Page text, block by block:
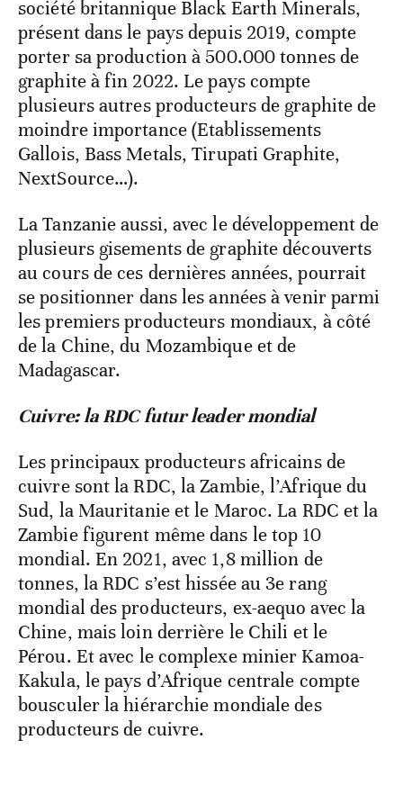
société britannique Black Earth Minerals,
présent dans le pays depuis 2019, compte
porter sa production à 500.000 tonnes de
graphite à fin 2022. Le pays compte
plusieurs autres producteurs de graphite de
moindre importance (Etablissements
Gallois, Bass Metals, Tirupati Graphite,
NextSource…).
La Tanzanie aussi, avec le développement de
plusieurs gisements de graphite découverts
au cours de ces dernières années, pourrait
se positionner dans les années à venir parmi
les premiers producteurs mondiaux, à côté
de la Chine, du Mozambique et de
Madagascar.
Cuivre: la RDC futur leader mondial
Les principaux producteurs africains de
cuivre sont la RDC, la Zambie, l’Afrique du
Sud, la Mauritanie et le Maroc. La RDC et la
Zambie figurent même dans le top 10
mondial. En 2021, avec 1,8 million de
tonnes, la RDC s’est hissée au 3e rang
mondial des producteurs, ex-aequo avec la
Chine, mais loin derrière le Chili et le
Pérou. Et avec le complexe minier Kamoa-
Kakula, le pays d’Afrique centrale compte
bousculer la hiérarchie mondiale des
producteurs de cuivre.